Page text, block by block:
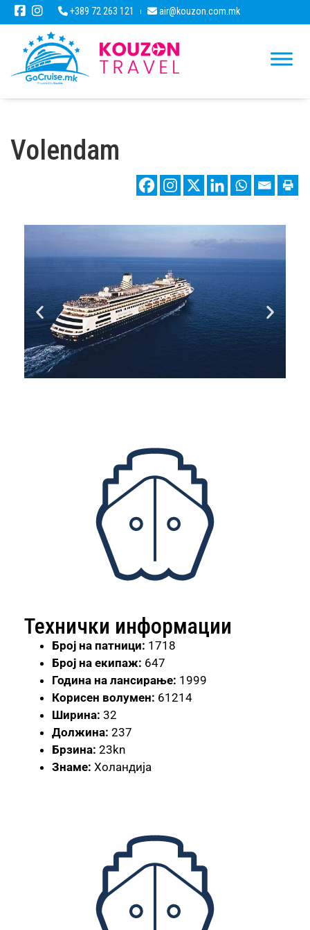
+389 72 263 121 air@kouzon.com.mk
Volendam
Технички информации
Број на патници: 1718
Број на екипаж: 647
Година на лансирање: 1999
Корисен волумен: 61214
Ширина: 32
Должина: 237
Брзина: 23kn
Знаме: Холандија